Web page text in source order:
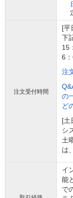
注文受付時間
[平
下
15
6
注
の
ど
[土
シ
土
は
イ
能
で